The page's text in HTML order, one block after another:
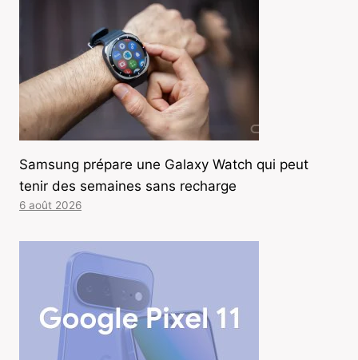
Samsung prépare une Galaxy Watch qui peut
tenir des semaines sans recharge
6 août 2026